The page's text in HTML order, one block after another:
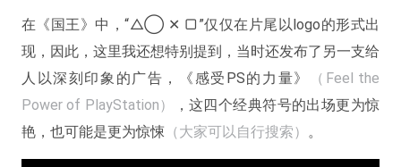
在《国王》中，“△◯ ✕ ▢”仅仅在片尾以logo的形式出
现，因此，这里我还想特别提到，当时还发布了另一支给
人以深刻印象的广告，《感受PS的力量》
（Feel the
Power of PlayStation）
，这四个经典符号的出场更为惊
艳，也可能是更为惊悚 （大家可以自行搜索） 。